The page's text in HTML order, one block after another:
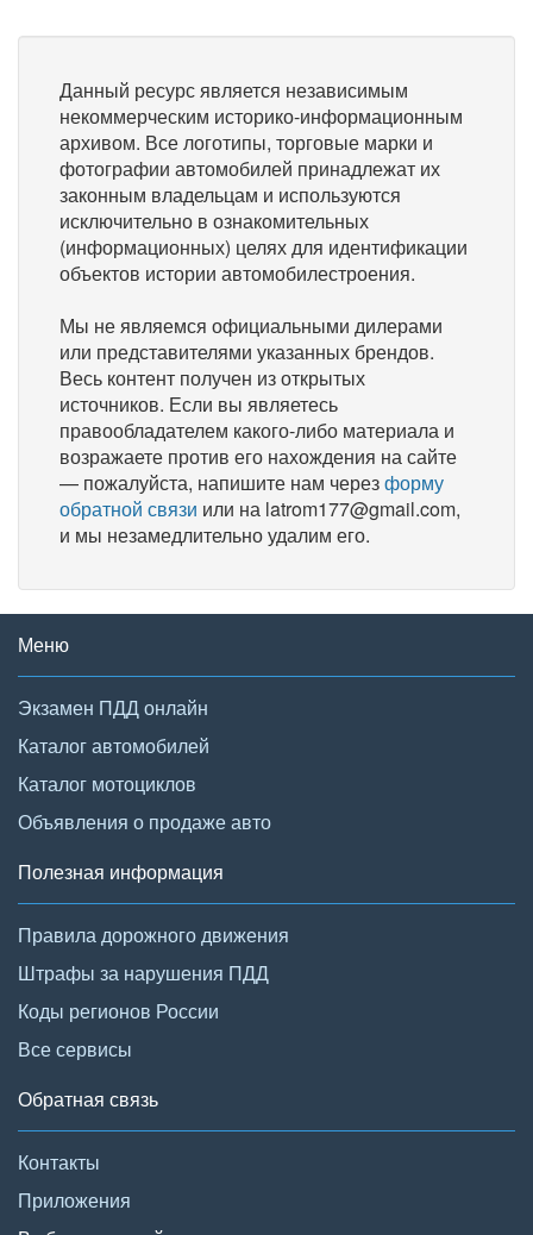
Данный ресурс является независимым
некоммерческим историко-информационным
архивом. Все логотипы, торговые марки и
фотографии автомобилей принадлежат их
законным владельцам и используются
исключительно в ознакомительных
(информационных) целях для идентификации
объектов истории автомобилестроения.
Мы не являемся официальными дилерами
или представителями указанных брендов.
Весь контент получен из открытых
источников. Если вы являетесь
правообладателем какого-либо материала и
возражаете против его нахождения на сайте
— пожалуйста, напишите нам черезформу
обратной связи или на latrom177@gmail.com,
и мы незамедлительно удалим его.
Меню
Экзамен ПДД онлайн
Каталог автомобилей
Каталог мотоциклов
Объявления о продаже авто
Полезная информация
Правила дорожного движения
Штрафы за нарушения ПДД
Коды регионов России
Все сервисы
Обратная связь
Контакты
Приложения